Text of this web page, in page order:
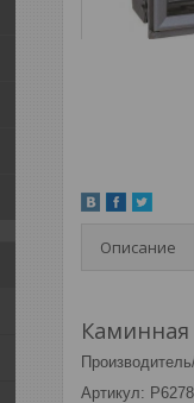
Описание
Каминная
Артикул: